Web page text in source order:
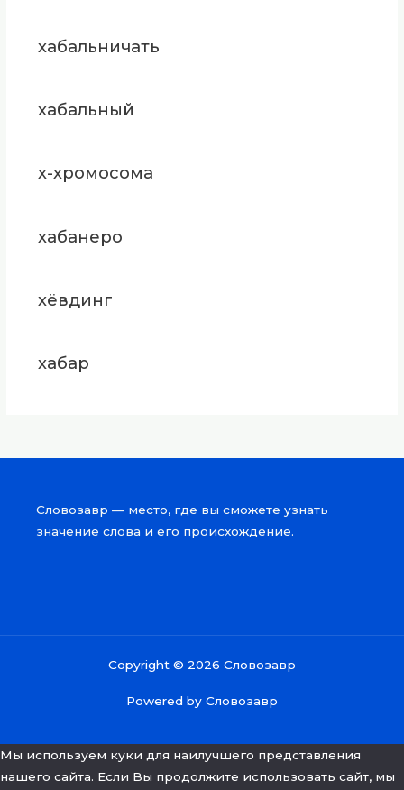
хабальничать
хабальный
х-хромосома
хабанеро
хёвдинг
хабар
Словозавр — место, где вы сможете узнать
значение слова и его происхождение.
Copyright © 2026 Словозавр
Powered by Словозавр
Мы используем куки для наилучшего представления
нашего сайта. Если Вы продолжите использовать сайт, мы